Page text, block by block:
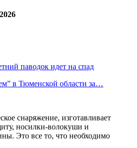
паводок идет на спад
в Тюменской области за…
снаряжение, изготавливает
носилки-волокуши и
Это все то, что необходимо